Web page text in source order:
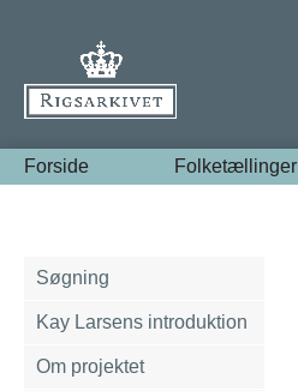
Forside Folketællinger
Søgning
Kay Larsens introduktion
Om projektet